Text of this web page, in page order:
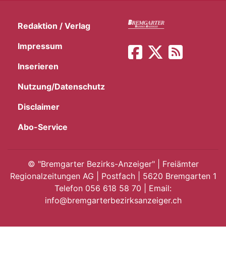
App
Redaktion / Verlag
Impressum
Inserieren
Nutzung/Datenschutz
Disclaimer
Abo-Service
© "Bremgarter Bezirks-Anzeiger" | Freiämter
Regionalzeitungen AG | Postfach | 5620 Bremgarten 1
Telefon 056 618 58 70 | Email:
info@bremgarterbezirksanzeiger.ch